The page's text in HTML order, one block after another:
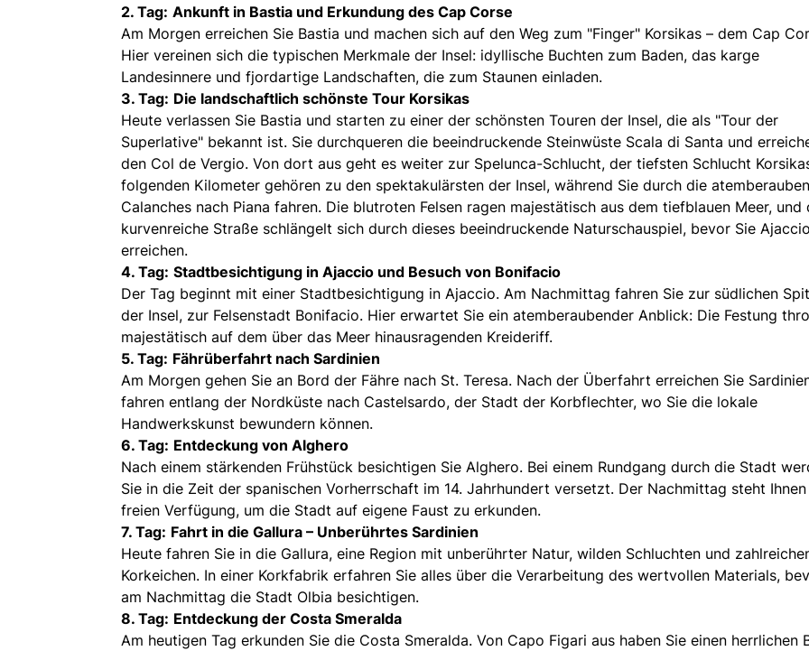
2. Tag: Ankunft in Bastia und Erkundung des Cap Corse
Am Morgen erreichen Sie Bastia und machen sich auf den Weg zum "Finger" Korsikas – dem Cap
Hier vereinen sich die typischen Merkmale der Insel: idyllische Buchten zum Baden, das karge
Landesinnere und fjordartige Landschaften, die zum Staunen einladen.
3. Tag: Die landschaftlich schönste Tour Korsikas
Heute verlassen Sie Bastia und starten zu einer der schönsten Touren der Insel, die als "Tour der
Superlative" bekannt ist. Sie durchqueren die beeindruckende Steinwüste Scala di Santa und
den Col de Vergio. Von dort aus geht es weiter zur Spelunca-Schlucht, der tiefsten Schlucht
folgenden Kilometer gehören zu den spektakulärsten der Insel, während Sie durch die
Calanches nach Piana fahren. Die blutroten Felsen ragen majestätisch aus dem tiefblauen Meer, und
kurvenreiche Straße schlängelt sich durch dieses beeindruckende Naturschauspiel, bevor Sie
erreichen.
4. Tag: Stadtbesichtigung in Ajaccio und Besuch von Bonifacio
Der Tag beginnt mit einer Stadtbesichtigung in Ajaccio. Am Nachmittag fahren Sie zur südlichen
der Insel, zur Felsenstadt Bonifacio. Hier erwartet Sie ein atemberaubender Anblick: Die Festung
majestätisch auf dem über das Meer hinausragenden Kreideriff.
5. Tag: Fährüberfahrt nach Sardinien
Am Morgen gehen Sie an Bord der Fähre nach St. Teresa. Nach der Überfahrt erreichen Sie
fahren entlang der Nordküste nach Castelsardo, der Stadt der Korbflechter, wo Sie die lokale
Handwerkskunst bewundern können.
6. Tag: Entdeckung von Alghero
Nach einem stärkenden Frühstück besichtigen Sie Alghero. Bei einem Rundgang durch die Stadt
Sie in die Zeit der spanischen Vorherrschaft im 14. Jahrhundert versetzt. Der Nachmittag steht
freien Verfügung, um die Stadt auf eigene Faust zu erkunden.
7. Tag: Fahrt in die Gallura – Unberührtes Sardinien
Heute fahren Sie in die Gallura, eine Region mit unberührter Natur, wilden Schluchten und
Korkeichen. In einer Korkfabrik erfahren Sie alles über die Verarbeitung des wertvollen Materials,
am Nachmittag die Stadt Olbia besichtigen.
8. Tag: Entdeckung der Costa Smeralda
Am heutigen Tag erkunden Sie die Costa Smeralda. Von Capo Figari aus haben Sie einen herrlichen